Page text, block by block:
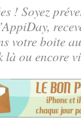
! Soyez
votre boite
ou encore